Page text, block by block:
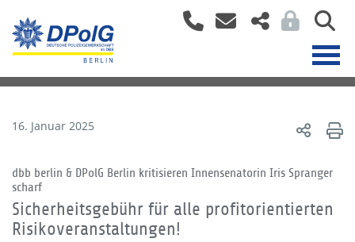
16. Januar 2025
dbb berlin & DPolG Berlin kritisieren Innensenatorin Iris Spranger
scharf
Sicherheitsgebühr für alle profitorientierten
Risikoveranstaltungen!